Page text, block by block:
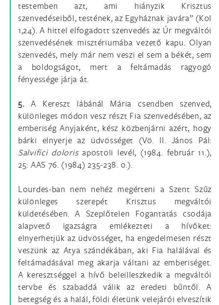
testemben azt, ami hiányzik Krisztus
szenvedéseiből, testének, az Egyháznak javára” (Kol
1,24). A hittel elfogadott szenvedés az Úr megváltói
szenvedésének misztériumába vezető kapu. Olyan
szenvedés, mely már nem veszi el sem a békét, sem
a boldogságot, mert a feltámadás ragyogó
fényessége járja át.
5.A Kereszt lábánál Mária csendben szenved,
különleges módon vesz részt Fia szenvedésében, az
emberiség Anyjaként, kész közbenjárni azért, hogy
bárki elnyerje az üdvösséget (Vö. II. János Pál:
Salvifici dolorisapostoli levél, (1984. február 11.),
25: AAS 76. (1984) 235-238. o.).
Lourdes-ban nem nehéz megérteni a Szent Szűz
különleges szerepét Krisztus megváltói
küldetésében. A Szeplőtelen Fogantatás csodája
alapvető igazságra emlékezteti a hívőket:
elnyerhetjük az üdvösséget, ha engedelmesen részt
veszünk az Atya szándékában, aki Fia halálával és
feltámadásával meg akarja váltani az emberiséget.
A keresztséggel a hívő beleilleszkedik a megváltói
tervbe és szabaddá válik az eredeti bűntől. A
betegség és a halál, földi életünk velejárói elveszítik